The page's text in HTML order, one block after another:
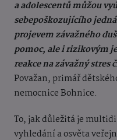
a adolescentů můžou
sebepoškozujícího
projevem závažného
pomoc, ale i rizikovým
reakce na závažný stres
Považan, primář
nemocnice Bohnice.
To, jak důležitá je
vyhledání a osvěta